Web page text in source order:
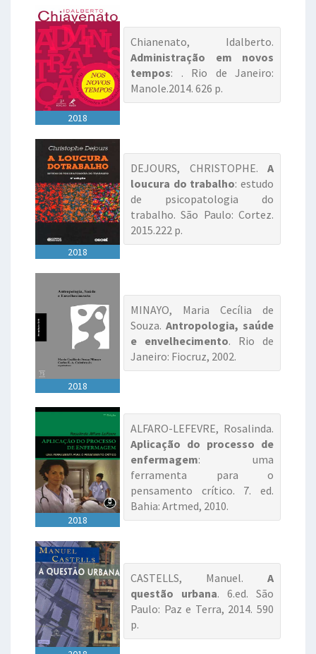
2018
Chianenato, Idalberto.
Administração em novos
tempos: . Rio de Janeiro:
Manole.2014. 626 p.
2018
DEJOURS, CHRISTOPHE. A
loucura do trabalho: estudo
de psicopatologia do
trabalho. São Paulo: Cortez.
2015.222 p.
2018
MINAYO, Maria Cecília de
Souza. Antropologia, saúde
e envelhecimento. Rio de
Janeiro: Fiocruz, 2002.
2018
ALFARO-LEFEVRE, Rosalinda.
Aplicação do processo de
enfermagem: uma
ferramenta para o
pensamento crítico. 7. ed.
Bahia: Artmed, 2010.
CASTELLS, Manuel. A
questão urbana. 6.ed. São
Paulo: Paz e Terra, 2014. 590
p.